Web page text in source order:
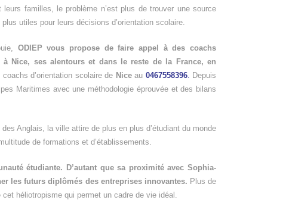
familles, le problème n’est plus de trouver une source
utiles pour leurs décisions d’orientation scolaire.
ODIEP vous propose de faire appel à des coachs
à Nice, ses alentours et dans le reste de la France, en
d’orientation scolaire de Niceau 0467558396. Depuis
Maritimes avec une méthodologie éprouvée et des bilans
Anglais, la ville attire de plus en plus d’étudiant du monde
de formations et d’établissements.
étudiante. D’autant que sa proximité avec Sophia-
les futurs diplômés des entreprises innovantes. Plus de
héliotropisme qui permet un cadre de vie idéal.